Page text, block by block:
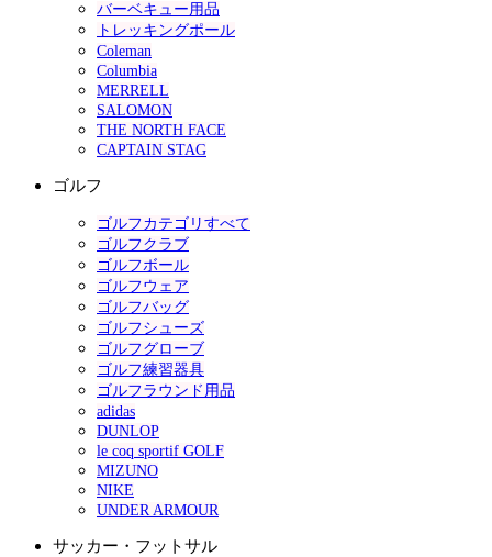
バーベキュー用品
トレッキングポール
Coleman
Columbia
MERRELL
SALOMON
THE NORTH FACE
CAPTAIN STAG
ゴルフ
ゴルフカテゴリすべて
ゴルフクラブ
ゴルフボール
ゴルフウェア
ゴルフバッグ
ゴルフシューズ
ゴルフグローブ
ゴルフ練習器具
ゴルフラウンド用品
adidas
DUNLOP
le coq sportif GOLF
MIZUNO
NIKE
UNDER ARMOUR
サッカー・フットサル